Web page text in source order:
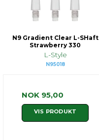
N9 Gradient Clear L-SHaft
Strawberry 330
L-Style
N95018
NOK 95,00
VIS PRODUKT